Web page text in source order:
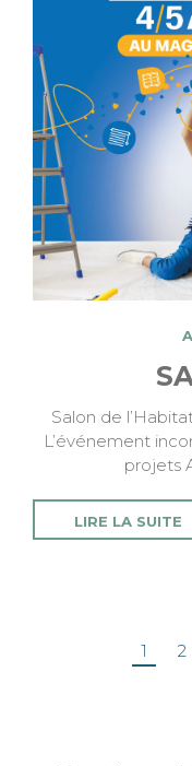
Salon de
L’événement
projets
LIRE LA SUITE
1 2